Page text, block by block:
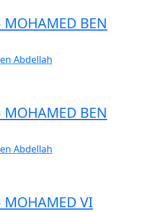
BEN
Abdellah
BEN
Abdellah
VI